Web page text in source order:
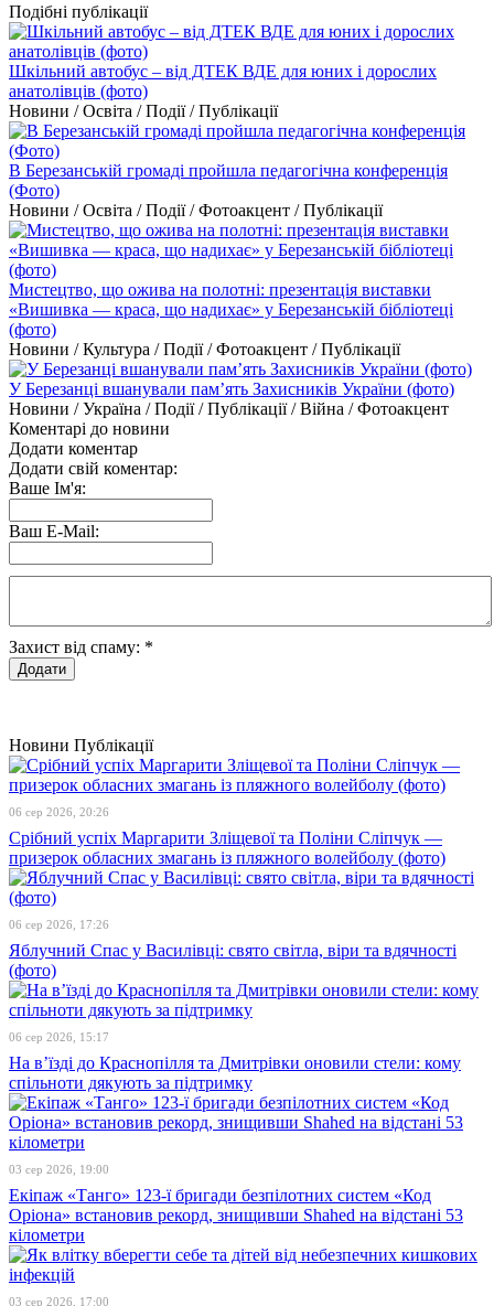
Подібні публікації
Шкільний автобус – від ДТЕК ВДЕ для юних і дорослих
анатолівців (фото)
Новини / Освіта / Події / Публікації
В Березанській громаді пройшла педагогічна конференція
(Фото)
Новини / Освіта / Події / Фотоакцент / Публікації
Мистецтво, що ожива на полотні: презентація виставки
«Вишивка — краса, що надихає» у Березанській бібліотеці
(фото)
Новини / Культура / Події / Фотоакцент / Публікації
У Березанці вшанували пам’ять Захисників України (фото)
Новини / Україна / Події / Публікації / Війна / Фотоакцент
Коментарі до новини
Додати коментар
Додати свій коментар:
Ваше Ім'я:
Ваш E-Mail:
Захист від спаму: *
Новини Публікації
06 сер 2026, 20:26
Срібний успіх Маргарити Зліщевої та Поліни Сліпчук —
призерок обласних змагань із пляжного волейболу (фото)
06 сер 2026, 17:26
Яблучний Спас у Василівці: свято світла, віри та вдячності
(фото)
06 сер 2026, 15:17
На в’їзді до Краснопілля та Дмитрівки оновили стели: кому
спільноти дякують за підтримку
03 сер 2026, 19:00
Екіпаж «Танго» 123-ї бригади безпілотних систем «Код
Оріона» встановив рекорд, знищивши Shahed на відстані 53
кілометри
03 сер 2026, 17:00